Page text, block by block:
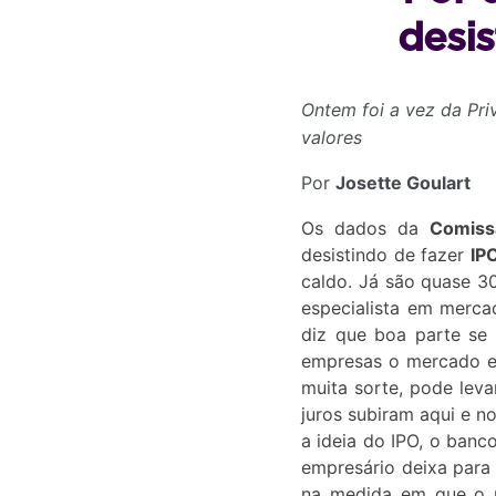
Ontem foi a vez da
valores
Por Josette Goulart
Os dados da
desistindo de fazer
caldo. Já são quase
especialista em
diz que boa parte se
empresas o mercado
muita sorte, pode
juros subiram aqui e
a ideia do IPO, o
empresário deixa